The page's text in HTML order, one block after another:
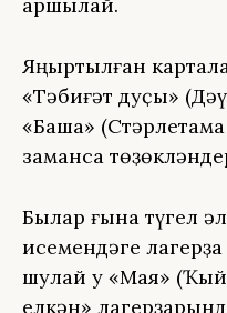
Яңыртылған
«Тәбиғәт дуҫы»
«Башаҡ»
заманса
Былар ғына түгел
исемендәге
шулай уҡ «Маяҡ»
елкән»